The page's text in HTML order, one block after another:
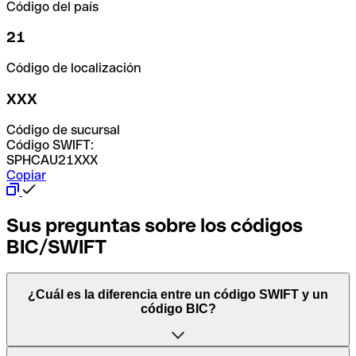
Código del país
21
Código de localización
XXX
Código de sucursal
Código SWIFT:
SPHCAU21XXX
Copiar
Sus preguntas sobre los códigos
BIC/SWIFT
¿Cuál es la diferencia entre un código SWIFT y un
código BIC?